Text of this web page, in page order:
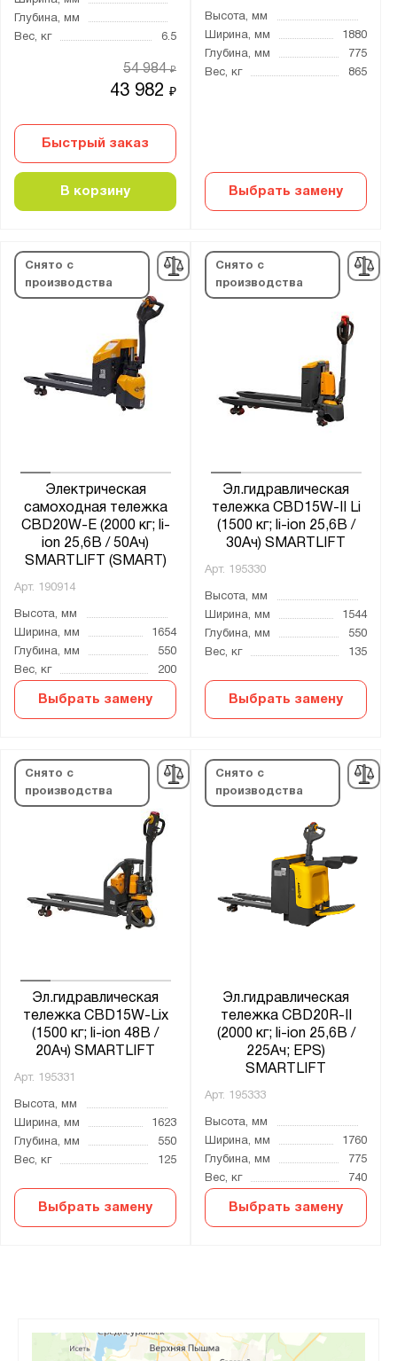
Глубина, мм
Вес, кг
6.5
43 982₽
54 984₽
Быстрый заказ
В корзину
Высота, мм
Ширина, мм
1880
Глубина, мм
775
Вес, кг
865
Выбрать замену
Снято с
производства
Электрическая
самоходная тележка
CBD20W-E (2000 кг; li-
ion 25,6В / 50Ач)
SMARTLIFT (SMART)
Арт. 190914
Высота, мм
Ширина, мм
1654
Глубина, мм
550
Вес, кг
200
Выбрать замену
Снято с
производства
Эл.гидравлическая
тележка CBD15W-II Li
(1500 кг; li-ion 25,6В /
30Ач) SMARTLIFT
Арт. 195330
Высота, мм
Ширина, мм
1544
Глубина, мм
550
Вес, кг
135
Выбрать замену
Снято с
производства
Эл.гидравлическая
тележка CBD15W-Lix
(1500 кг; li-ion 48В /
20Ач) SMARTLIFT
Арт. 195331
Высота, мм
Ширина, мм
1623
Глубина, мм
550
Вес, кг
125
Выбрать замену
Снято с
производства
Эл.гидравлическая
тележка CBD20R-II
(2000 кг; li-ion 25,6В /
225Ач; EPS)
SMARTLIFT
Арт. 195333
Высота, мм
Ширина, мм
1760
Глубина, мм
775
Вес, кг
740
Выбрать замену